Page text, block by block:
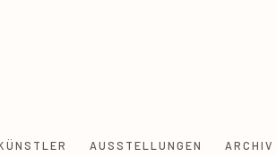
AUSSTELLUNGEN ARCHIV